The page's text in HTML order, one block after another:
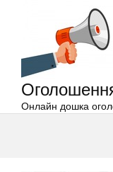
Онлайн дошка